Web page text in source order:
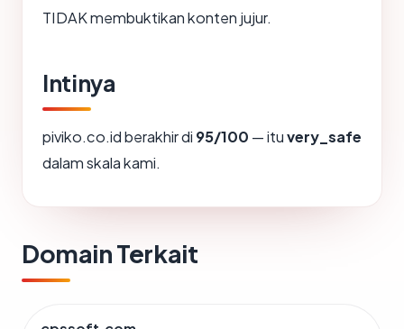
TIDAK membuktikan konten jujur.
Intinya
piviko.co.id berakhir di 95/100 — ituvery_safe
dalam skala kami.
Domain Terkait